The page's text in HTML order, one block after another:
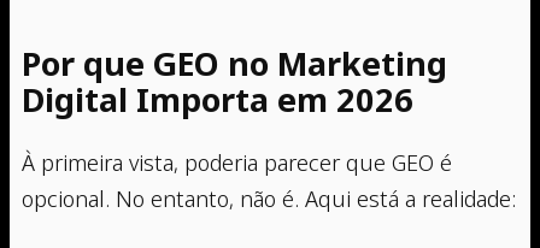
Por que GEO no Marketing
Digital Importa em 2026
À primeira vista, poderia parecer que GEO é
opcional. No entanto, não é. Aqui está a realidade: